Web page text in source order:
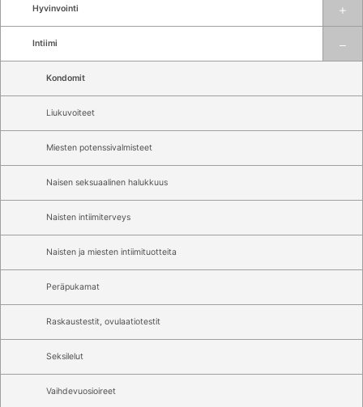
Hyvinvointi
Intiimi
Kondomit
Liukuvoiteet
Miesten potenssivalmisteet
Naisen seksuaalinen halukkuus
Naisten intiimiterveys
Naisten ja miesten intiimituotteita
Peräpukamat
Raskaustestit, ovulaatiotestit
Seksilelut
Vaihdevuosioireet